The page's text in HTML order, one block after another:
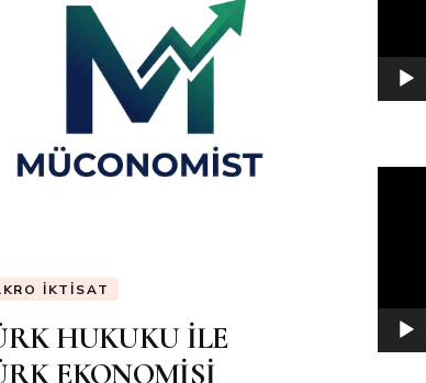
İKTISAT
HUKUKU İLE
EKONOMİSİ